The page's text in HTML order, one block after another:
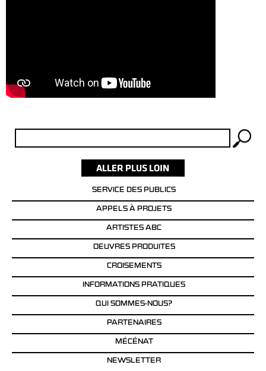
SERVICE DES PUBLICS
APPELS À PROJETS
ARTISTES ABC
OEUVRES PRODUITES
CROISEMENTS
INFORMATIONS PRATIQUES
QUI SOMMES-NOUS?
PARTENAIRES
MÉCÉNAT
NEWSLETTER